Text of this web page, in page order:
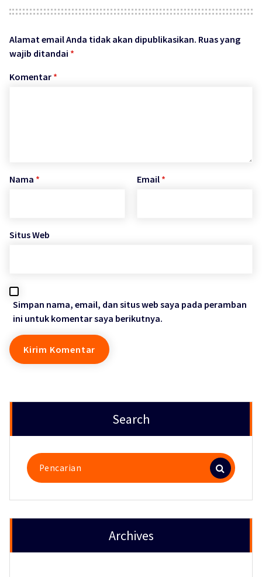
Alamat email Anda tidak akan dipublikasikan. Ruas yang
wajib ditandai *
Komentar *
Nama * Email *
Situs Web
Simpan nama, email, dan situs web saya pada peramban
ini untuk komentar saya berikutnya.
Search
Pencarian
untuk:
Archives